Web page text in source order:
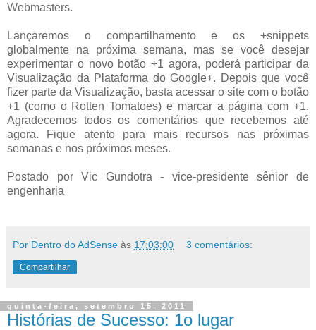
Webmasters.
Lançaremos o compartilhamento e os +snippets
globalmente na próxima semana, mas se você desejar
experimentar o novo botão +1 agora, poderá participar da
Visualização da Plataforma do Google+. Depois que você
fizer parte da Visualização, basta acessar o site com o botão
+1 (como o Rotten Tomatoes) e marcar a página com +1.
Agradecemos todos os comentários que recebemos até
agora. Fique atento para mais recursos nas próximas
semanas e nos próximos meses.
Postado por Vic Gundotra - vice-presidente sênior de
engenharia
Por Dentro do AdSense às 17:03:00 3 comentários:
Compartilhar
quinta-feira, setembro 15, 2011
Histórias de Sucesso: 1o lugar